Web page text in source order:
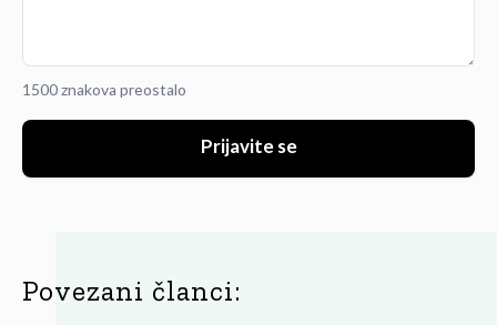
1500 znakova preostalo
Prijavite se
Povezani članci: